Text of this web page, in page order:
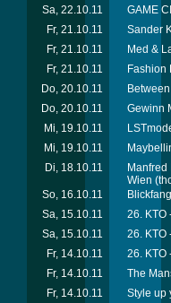
Sa, 22.10.11
GAME
Fr, 21.10.11
Sander
Fr, 21.10.11
Med &
Fr, 21.10.11
Fashion
Do, 20.10.11
Do, 20.10.11
Gewinn
Mi, 19.10.11
Mi, 19.10.11
Di, 18.10.11
Wien
So, 16.10.11
Sa, 15.10.11
26. KTO
Sa, 15.10.11
26. KTO
Fr, 14.10.11
26. KTO
Fr, 14.10.11
The
Fr, 14.10.11
Style up